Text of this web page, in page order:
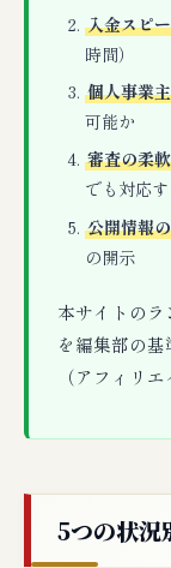
入金スピ
時間）
個人事業
可能か
審査の柔
でも対応
公開情報
の開示
本サイトの
を編集部の
（アフィリ
5つの状況